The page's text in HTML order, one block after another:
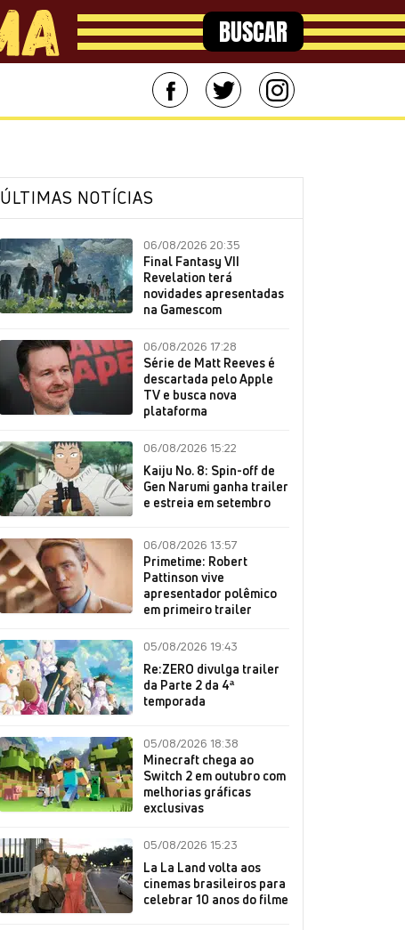
BUSCAR
ÚLTIMAS NOTÍCIAS
06/08/2026 20:35
Final Fantasy VII
Revelation terá
novidades apresentadas
na Gamescom
06/08/2026 17:28
Série de Matt Reeves é
descartada pelo Apple
TV e busca nova
plataforma
06/08/2026 15:22
Kaiju No. 8: Spin-off de
Gen Narumi ganha trailer
e estreia em setembro
06/08/2026 13:57
Primetime: Robert
Pattinson vive
apresentador polêmico
em primeiro trailer
05/08/2026 19:43
Re:ZERO divulga trailer
da Parte 2 da 4ª
temporada
05/08/2026 18:38
Minecraft chega ao
Switch 2 em outubro com
melhorias gráficas
exclusivas
05/08/2026 15:23
La La Land volta aos
cinemas brasileiros para
celebrar 10 anos do filme